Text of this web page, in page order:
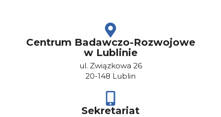
Centrum Badawczo-Rozwojowe
w Lublinie
ul. Związkowa 26
20-148 Lublin
Sekretariat